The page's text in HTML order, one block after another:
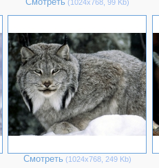
(1024х768, 99 Kb)
Смотреть (1024х768, 249 Kb)